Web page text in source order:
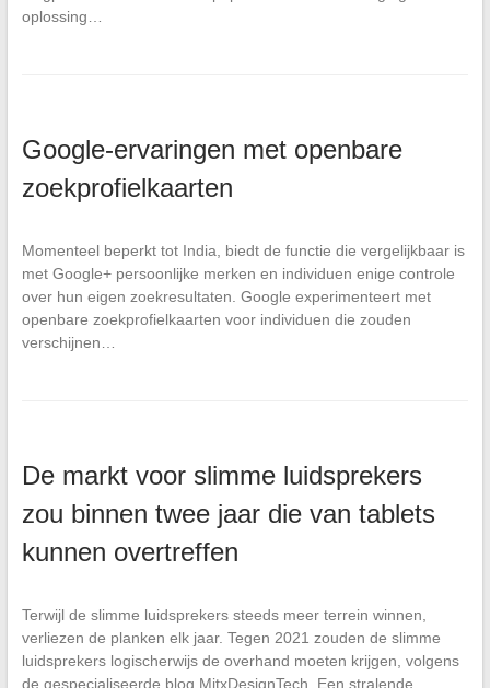
oplossing…
Google-ervaringen met openbare
zoekprofielkaarten
Momenteel beperkt tot India, biedt de functie die vergelijkbaar is
met Google+ persoonlijke merken en individuen enige controle
over hun eigen zoekresultaten. Google experimenteert met
openbare zoekprofielkaarten voor individuen die zouden
verschijnen…
De markt voor slimme luidsprekers
zou binnen twee jaar die van tablets
kunnen overtreffen
Terwijl de slimme luidsprekers steeds meer terrein winnen,
verliezen de planken elk jaar. Tegen 2021 zouden de slimme
luidsprekers logischerwijs de overhand moeten krijgen, volgens
de gespecialiseerde blog MitxDesignTech. Een stralende